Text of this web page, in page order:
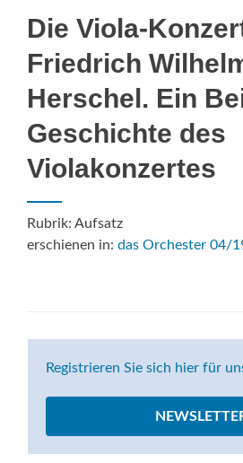
Die Viola-
Friedrich
Herschel. Ein
Geschichte des
Violakonzertes
Rubrik: Aufsatz
erschienen in: das Orchester 04/
Registrieren Sie sich hier für